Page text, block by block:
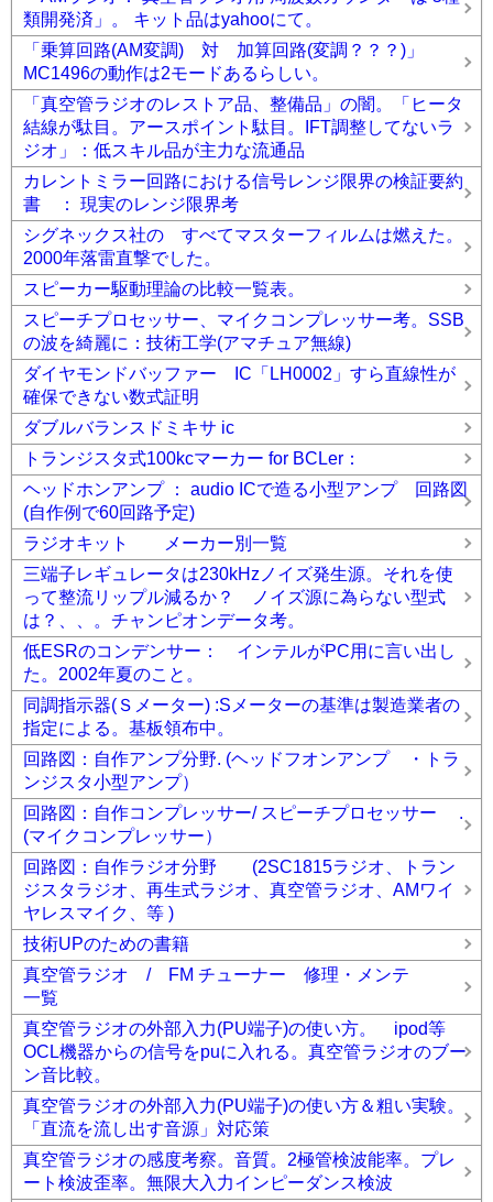
類開発済」。 キット品はyahooにて。
「乗算回路(AM変調) 対 加算回路(変調？？？)」
MC1496の動作は2モードあるらしい。
「真空管ラジオのレストア品、整備品」の闇。「ヒータ
結線が駄目。アースポイント駄目。IFT調整してないラ
ジオ」：低スキル品が主力な流通品
カレントミラー回路における信号レンジ限界の検証要約
書 ： 現実のレンジ限界考
シグネックス社の すべてマスターフィルムは燃えた。
2000年落雷直撃でした。
スピーカー駆動理論の比較一覧表。
スピーチプロセッサー、マイクコンプレッサー考。SSB
の波を綺麗に：技術工学(アマチュア無線)
ダイヤモンドバッファー IC「LH0002」すら直線性が
確保できない数式証明
ダブルバランスドミキサ ic
トランジスタ式100kcマーカー for BCLer：
ヘッドホンアンプ ： audio ICで造る小型アンプ 回路図
(自作例で60回路予定)
ラジオキット メーカー別一覧
三端子レギュレータは230kHzノイズ発生源。それを使
って整流リップル減るか？ ノイズ源に為らない型式
は？、、。チャンピオンデータ考。
低ESRのコンデンサー： インテルがPC用に言い出し
た。2002年夏のこと。
同調指示器(Ｓメーター) :Sメーターの基準は製造業者の
指定による。基板領布中。
回路図：自作アンプ分野. (ヘッドフオンアンプ ・トラ
ンジスタ小型アンプ）
回路図：自作コンプレッサー/ スピーチプロセッサー .
(マイクコンプレッサー）
回路図：自作ラジオ分野 (2SC1815ラジオ、トラン
ジスタラジオ、再生式ラジオ、真空管ラジオ、AMワイ
ヤレスマイク、等 )
技術UPのための書籍
真空管ラジオ / FM チューナー 修理・メンテ
一覧
真空管ラジオの外部入力(PU端子)の使い方。 ipod等
OCL機器からの信号をpuに入れる。真空管ラジオのブー
ン音比較。
真空管ラジオの外部入力(PU端子)の使い方＆粗い実験。
「直流を流し出す音源」対応策
真空管ラジオの感度考察。音質。2極管検波能率。プレ
ート検波歪率。無限大入力インピーダンス検波